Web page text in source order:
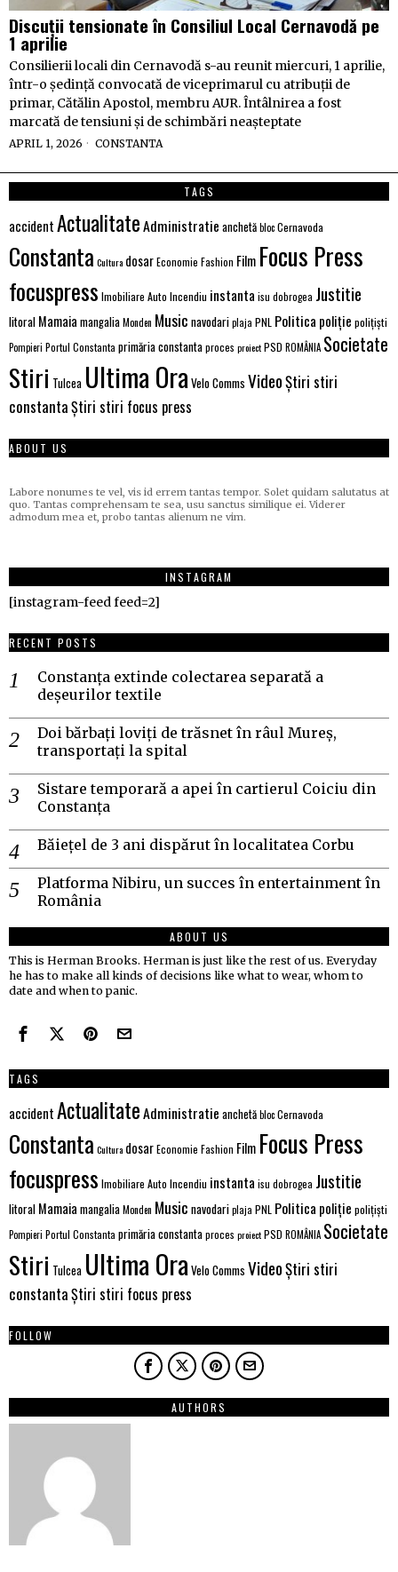
Discuții tensionate în Consiliul Local Cernavodă pe
1 aprilie
Consilierii locali din Cernavodă s-au reunit miercuri, 1 aprilie,
într-o ședință convocată de viceprimarul cu atribuții de
primar, Cătălin Apostol, membru AUR. Întâlnirea a fost
marcată de tensiuni și de schimbări neașteptate
APRIL 1, 2026 CONSTANTA
TAGS
accidentActualitateAdministratie anchetăblocCernavoda
Constanta Cultura dosarEconomie Fashion Film Focus Press
focuspress Imobiliare Auto Incendiu instanta isu dobrogea Justitie
litoral Mamaia mangaliaMonden Music navodariplaja PNL Politica poliție polițiști
Pompieri Portul Constanta primăria constantaproces proiectPSD ROMÂNIA Societate
Stiri Tulcea Ultima Ora Velo Comms VideoȘtiri stiri
constantaȘtiri stiri focus press
ABOUT US
Labore nonumes te vel, vis id errem tantas tempor. Solet quidam salutatus at
quo. Tantas comprehensam te sea, usu sanctus similique ei. Viderer
admodum mea et, probo tantas alienum ne vim.
INSTAGRAM
[instagram-feed feed=2]
RECENT POSTS
Constanța extinde colectarea separată a
deșeurilor textile
Doi bărbați loviți de trăsnet în râul Mureș,
transportați la spital
Sistare temporară a apei în cartierul Coiciu din
Constanța
Băiețel de 3 ani dispărut în localitatea Corbu
Platforma Nibiru, un succes în entertainment în
România
ABOUT US
This is Herman Brooks. Herman is just like the rest of us. Everyday
he has to make all kinds of decisions like what to wear, whom to
date and when to panic.
TAGS
accidentActualitateAdministratie anchetăblocCernavoda
Constanta Cultura dosarEconomie Fashion Film Focus Press
focuspress Imobiliare Auto Incendiu instanta isu dobrogea Justitie
litoral Mamaia mangaliaMonden Music navodariplaja PNL Politica poliție polițiști
Pompieri Portul Constanta primăria constantaproces proiectPSD ROMÂNIA Societate
Stiri Tulcea Ultima Ora Velo Comms VideoȘtiri stiri
constantaȘtiri stiri focus press
FOLLOW
AUTHORS